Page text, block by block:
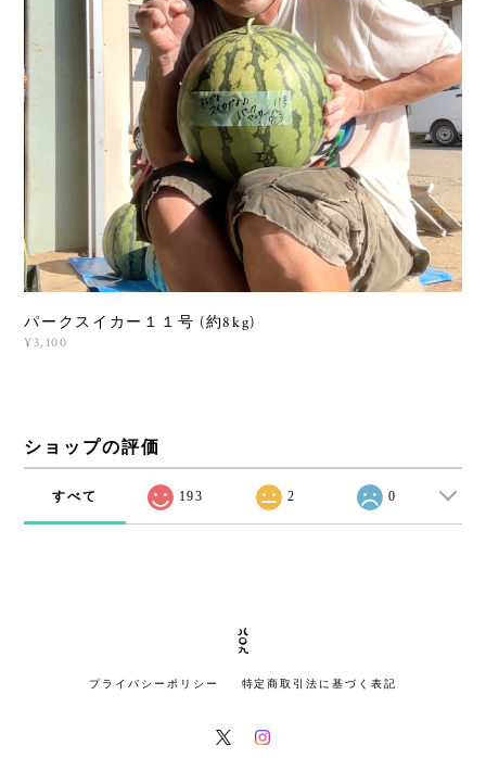
パークスイカー１１号 (約8kg)
¥3,100
ショップの評価
すべて 193 2 0
プライバシーポリシー 特定商取引法に基づく表記